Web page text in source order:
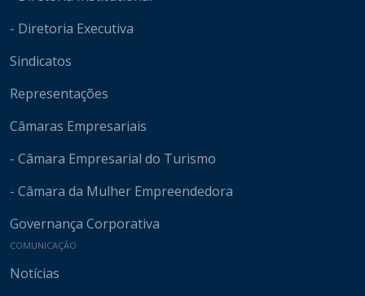
- Diretoria Executiva
Sindicatos
Representações
Câmaras Empresariais
- Câmara Empresarial do Turismo
- Câmara da Mulher Empreendedora
Governança Corporativa
COMUNICAÇÃO
Notícias